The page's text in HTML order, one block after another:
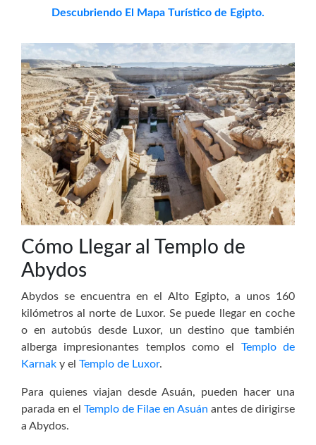
Descubriendo El Mapa Turístico de Egipto.
Cómo Llegar al Templo de
Abydos
Abydos se encuentra en el Alto Egipto, a unos 160
kilómetros al norte de Luxor. Se puede llegar en coche
o en autobús desde Luxor, un destino que también
alberga impresionantes templos como el Templo de
Karnak y el Templo de Luxor.
Para quienes viajan desde Asuán, pueden hacer una
parada en el Templo de Filae en Asuán antes de dirigirse
a Abydos.